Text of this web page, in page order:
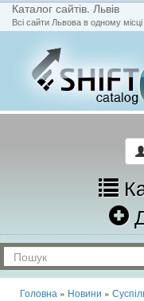
Каталог сайтів. Львів
Всі сайти Львова в одному місці
Головна » Новини »